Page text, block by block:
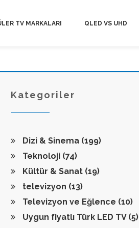
TV MARKALARI QLED VS UHD
Kategoriler
Dizi & Sinema (199)
Teknoloji (74)
Kültür & Sanat (19)
televizyon (13)
Televizyon ve Eğlence (10)
Uygun fiyatlı Türk LED TV (5)